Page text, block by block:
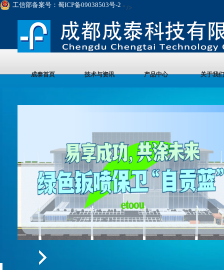
工信部备案号：蜀ICP备09038503号-2 " />
成泰首页 技术与资讯 产品中心 关于我